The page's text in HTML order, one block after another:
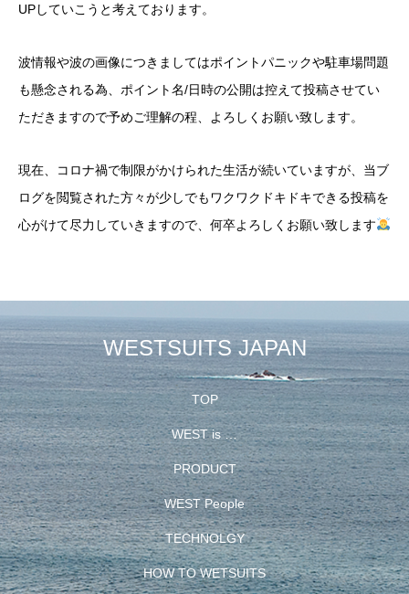
UPしていこうと考えております。
波情報や波の画像につきましてはポイントパニックや駐車場問題
も懸念される為、ポイント名/日時の公開は控えて投稿させてい
ただきますので予めご理解の程、よろしくお願い致します。
現在、コロナ禍で制限がかけられた生活が続いていますが、当ブ
ログを閲覧された方々が少しでもワクワクドキドキできる投稿を
心がけて尽力していきますので、何卒よろしくお願い致します
WESTSUITS JAPAN
TOP
WEST is …
PRODUCT
WEST People
TECHNOLGY
HOW TO WETSUITS